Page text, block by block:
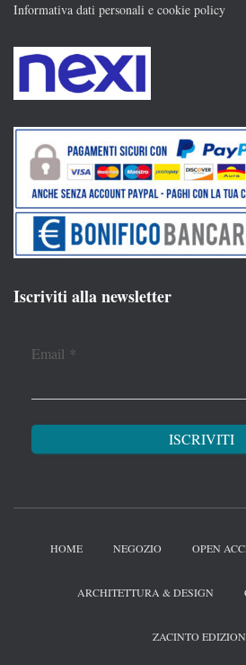
Informativa dati personali e cookie policy
Iscriviti alla newsletter
Email *
HOME NEGOZIO OPEN
ARCHITETTURA & DESIGN
ZACINTO